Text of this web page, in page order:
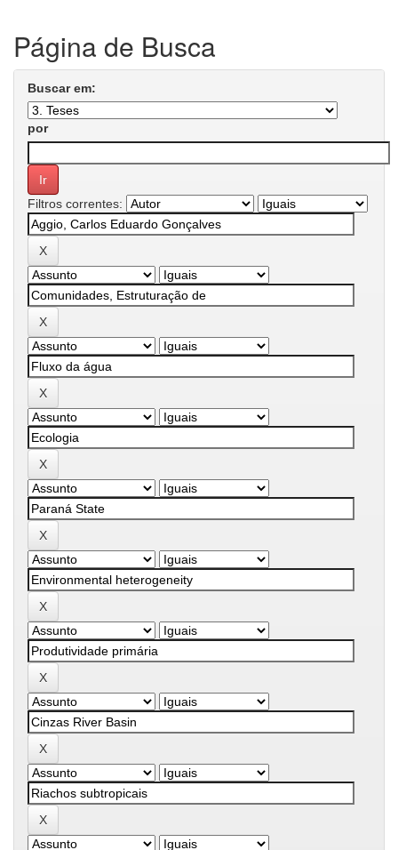
Página de Busca
Buscar em:
por
Filtros correntes: